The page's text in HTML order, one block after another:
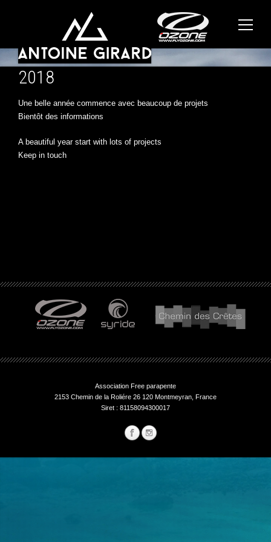
2018
Une belle année commence avec beaucoup de projets
Bientôt des informations
A beautiful year start with lots of projects
Keep in touch
Association Free parapente
2153 Chemin de la Roliére 26 120 Montmeyran, France
Siret : 81158094300017